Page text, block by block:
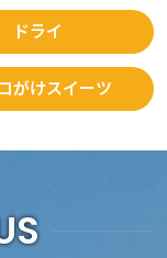
ドライ
がけスイーツ